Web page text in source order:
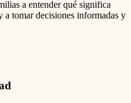
a entender qué significa
a tomar decisiones informadas y